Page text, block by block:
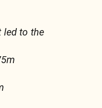
led to the